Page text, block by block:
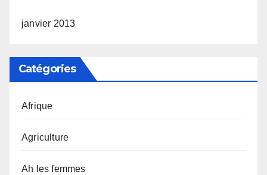
janvier 2013
Catégories
Afrique
Agriculture
Ah les femmes